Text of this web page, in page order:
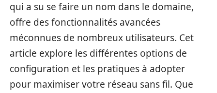
qui a su se faire un nom dans le domaine,
offre des fonctionnalités avancées
méconnues de nombreux utilisateurs. Cet
article explore les différentes options de
configuration et les pratiques à adopter
pour maximiser votre réseau sans fil. Que